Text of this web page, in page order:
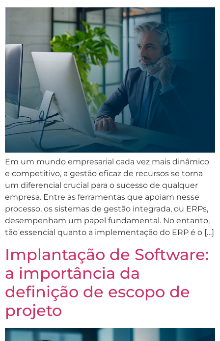
Em um mundo empresarial cada vez mais dinâmico
e competitivo, a gestão eficaz de recursos se torna
um diferencial crucial para o sucesso de qualquer
empresa. Entre as ferramentas que apoiam nesse
processo, os sistemas de gestão integrada, ou ERPs,
desempenham um papel fundamental. No entanto,
tão essencial quanto a implementação do ERP é o […]
Implantação de Software:
a importância da
definição de escopo de
projeto